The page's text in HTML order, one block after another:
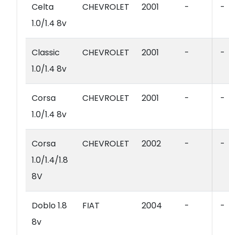
Celta
1.0/1.4 8v
CHEVROLET 2001 - -
Classic
1.0/1.4 8v
CHEVROLET 2001 - -
Corsa
1.0/1.4 8v
CHEVROLET 2001 - -
Corsa
1.0/1.4/1.8
8V
CHEVROLET 2002 - -
Doblo 1.8
8v
FIAT 2004 - -